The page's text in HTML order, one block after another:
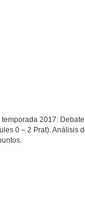
2017:
0 – 2 Prat). Análisis